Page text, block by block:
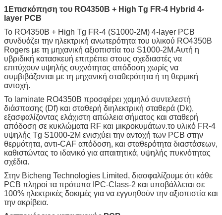
1Επισκόπηση του RO4350B + High Tg FR-4 Hybrid 4-
layer PCB
Το RO4350B + High Tg FR-4 (S1000-2M) 4-layer PCB
συνδυάζει την ηλεκτρική ανωτερότητα του υλικού RO4350B
Rogers με τη μηχανική αξιοπιστία του S1000-2M.Αυτή η
υβριδική κατασκευή επιτρέπει στους σχεδιαστές να
επιτύχουν υψηλής συχνότητας απόδοση χωρίς να
συμβιβάζονται με τη μηχανική σταθερότητα ή τη θερμική
αντοχή.
Το laminate RO4350B προσφέρει χαμηλό συντελεστή
διάσπασης (Df) και σταθερή διηλεκτρική σταθερά (Dk),
εξασφαλίζοντας ελάχιστη απώλεια σήματος και σταθερή
απόδοση σε κυκλώματα RF και μικροκυμάτων.το υλικό FR-4
υψηλής Tg S1000-2M ενισχύει την αντοχή των PCB στην
θερμότητα, αντι-CAF απόδοση, και σταθερότητα διαστάσεων,
καθιστώντας το ιδανικό για απαιτητικά, υψηλής πυκνότητας
σχέδια.
Στην Bicheng Technologies Limited, διασφαλίζουμε ότι κάθε
PCB πληροί τα πρότυπα IPC-Class-2 και υποβάλλεται σε
100% ηλεκτρικές δοκιμές για να εγγυηθούν την αξιοπιστία και
την ακρίβεια.